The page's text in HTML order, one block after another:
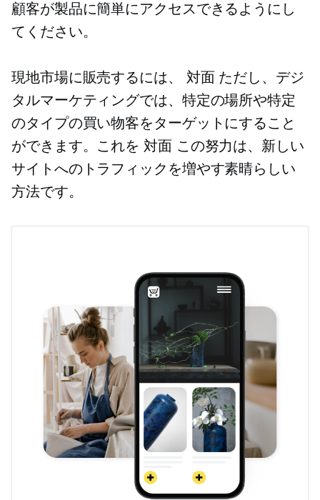
顧客が製品に簡単にアクセスできるようにし
てください。
現地市場に販売するには、 対面 ただし、デジ
タルマーケティングでは、特定の場所や特定
のタイプの買い物客をターゲットにすること
ができます。これを 対面 この努力は、新しい
サイトへのトラフィックを増やす素晴らしい
方法です。